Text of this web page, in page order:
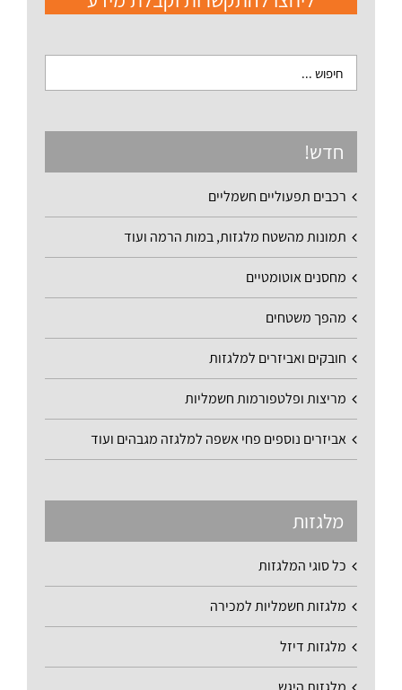
חדש!
רכבים תפעוליים חשמליים
תמונות מהשטח מלגזות, במות הרמה ועוד
מחסנים אוטומטיים
מהפך משטחים
חובקים ואביזרים למלגזות
מריצות ופלטפורמות חשמליות
אביזרים נוספים פחי אשפה למלגזה מגבהים ועוד
מלגזות
כל סוגי המלגזות
מלגזות חשמליות למכירה
מלגזות דיזל